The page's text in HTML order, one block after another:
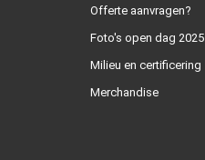
Offerte aanvragen?
Foto's open dag 2025
Milieu en certificering
Merchandise